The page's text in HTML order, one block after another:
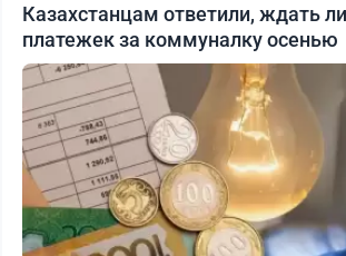
Казахстанцам ответили, ждать
платежек за коммуналку осенью